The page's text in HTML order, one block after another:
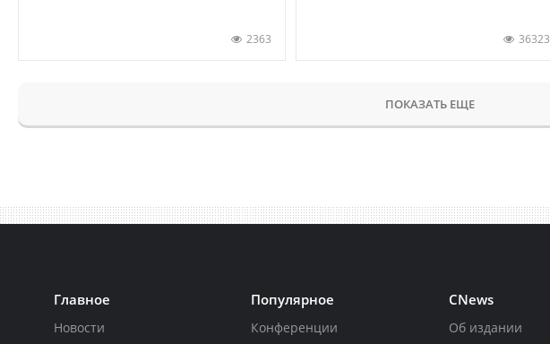
2363 36323
ПОКАЗАТЬ ЕЩЕ
Главное
Новости
Популярное
Конференции
CNews
Об издании